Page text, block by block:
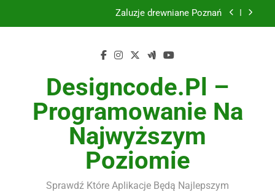
Instalacje elektryczne Gdańsk
Żaluzje drewniane Poznań
Instalacje elektryczne Gdańsk
Wysokiej jakości spławik elektryczny
Designcode.pl –
Programowanie Na
Najwyższym
Poziomie
Sprawdź Które Aplikacje Będą Najlepszym